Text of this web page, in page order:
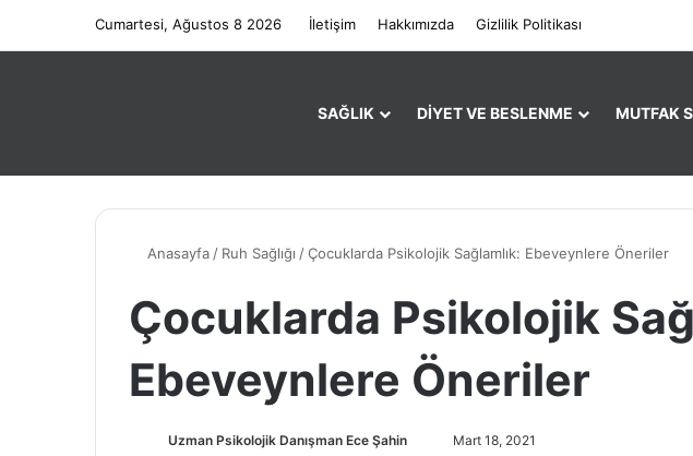
Cumartesi, Ağustos 8 2026 İletişim Hakkımızda Gizlilik Politikası
SAĞLIK DIYET VE BESLENME MUTFAK
Anasayfa / Ruh Sağlığı /Çocuklarda Psikolojik Sağlamlık: Ebeveynlere Öneriler
Çocuklarda Psikolojik
Ebeveynlere Öneriler
Uzman Psikolojik Danışman Ece Şahin Mart 18, 2021